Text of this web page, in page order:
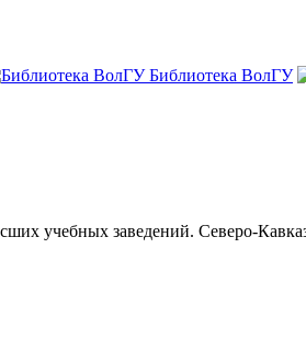
Библиотека ВолГУ
учебных заведений. Северо-